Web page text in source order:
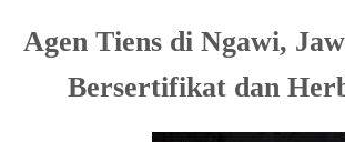
Agen Tiens di Ngawi,
Bersertifikat dan